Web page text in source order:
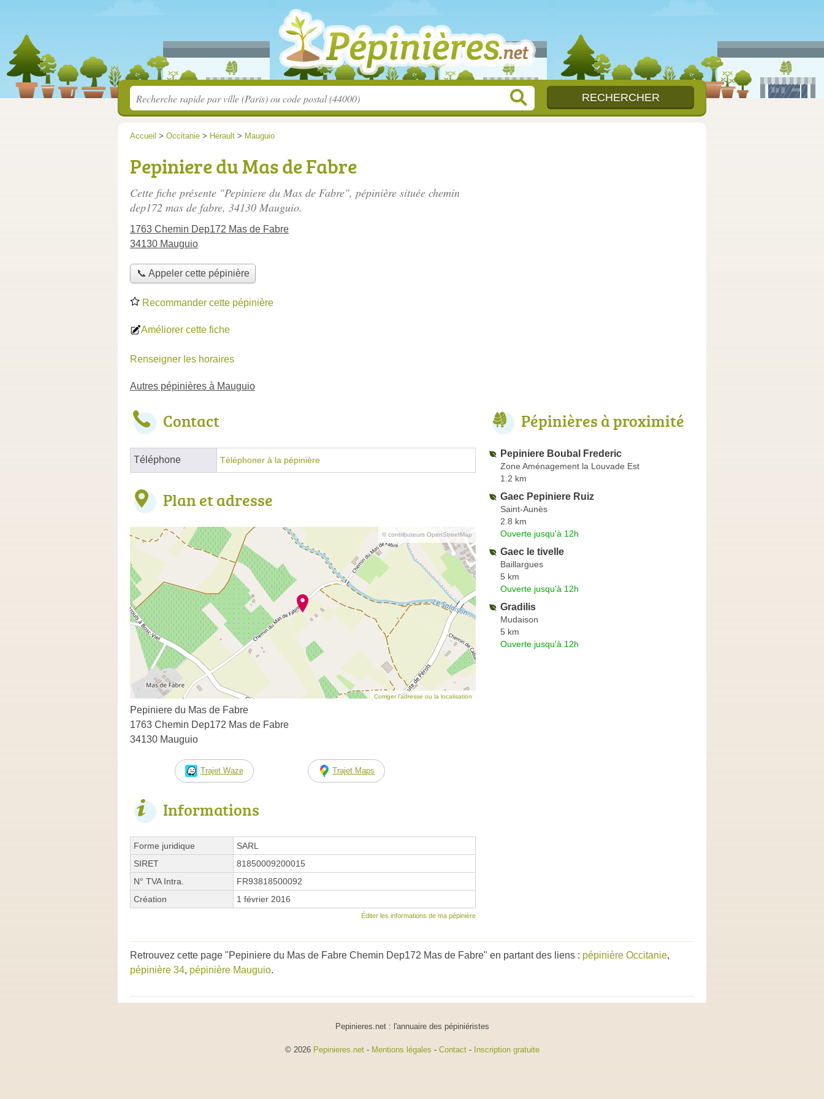
Accueil > Occitanie > Hérault > Mauguio
Pepiniere du Mas de Fabre
Cette fiche présente "Pepiniere du Mas de Fabre", pépinière située chemin
dep172 mas de fabre, 34130 Mauguio.
1763 Chemin Dep172 Mas de Fabre
34130 Mauguio
📞 Appeler cette pépinière
Recommander cette pépinière
Améliorer cette fiche
Renseigner les horaires
Autres pépinières à Mauguio
Contact
Téléphone Téléphoner à la pépinière
Plan et adresse
© contributeurs OpenStreetMap
Corriger l’adresse ou la localisation
Pepiniere du Mas de Fabre
1763 Chemin Dep172 Mas de Fabre
34130 Mauguio
Trajet Waze Trajet Maps
Informations
Forme juridique
SARL
SIRET
81850009200015
N° TVA Intra.
FR93818500092
Création
1 février 2016
Éditer les informations de ma pépinière
Pépinières à proximité
Pepiniere Boubal Frederic
Zone Aménagement la Louvade Est
1.2 km
Gaec Pepiniere Ruiz
Saint-Aunès
2.8 km
Ouverte jusqu'à 12h
Gaec le tivelle
Baillargues
5 km
Ouverte jusqu'à 12h
Gradilis
Mudaison
5 km
Ouverte jusqu'à 12h
Retrouvez cette page "Pepiniere du Mas de Fabre Chemin Dep172 Mas de Fabre" en partant des liens : pépinière Occitanie,
pépinière 34, pépinière Mauguio.
Pepinieres.net : l'annuaire des pépiniéristes
© 2026 Pepinieres.net - Mentions légales - Contact- Inscription gratuite